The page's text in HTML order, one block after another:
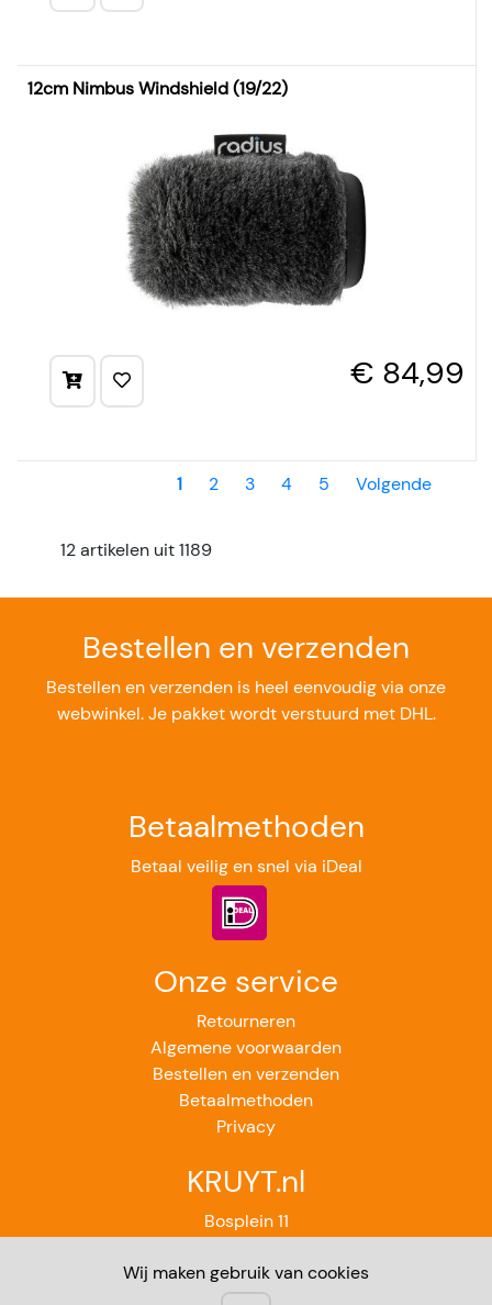
Wij maken gebruik van cookies
12cm Nimbus Windshield (19/22)
€ 84,99
1 2 3 4 5 Volgende
12 artikelen uit 1189
Bestellen en verzenden
Bestellen en verzenden is heel eenvoudig via onze
webwinkel. Je pakket wordt verstuurd met DHL.
Betaalmethoden
Betaal veilig en snel via iDeal
Onze service
Retourneren
Algemene voorwaarden
Bestellen en verzenden
Betaalmethoden
Privacy
KRUYT.nl
Bosplein 11
071-4012851